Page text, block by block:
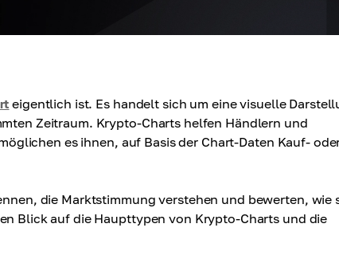
eigentlich ist. Es handelt sich um eine visuelle
Zeitraum. Krypto-Charts helfen Händlern und
es ihnen, auf Basis der Chart-Daten Kauf-
die Marktstimmung verstehen und bewerten, wie
Blick auf die Haupttypen von Krypto-Charts und die